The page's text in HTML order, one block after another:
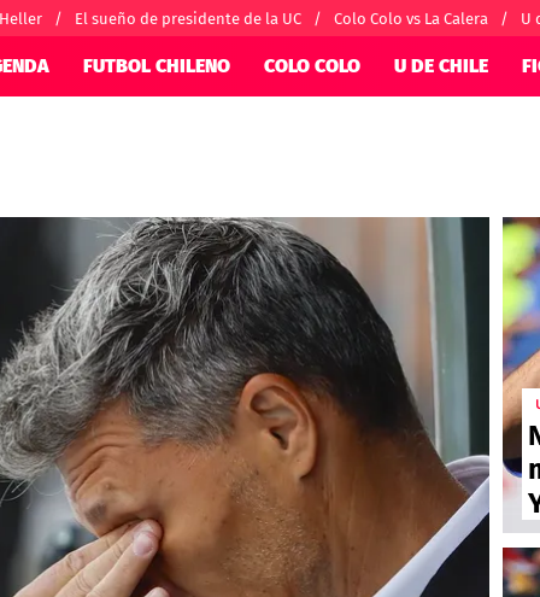
El sueño de presidente de la UC Colo Colo vs La Calera U
FUTBOL CHILENO COLO COLO U DE CHILE
por el mundo
Copa Sudamericana
Fútbol Argentino
Fútbol Brasileño
Europa League
Conference
Premier League
Serie A
La Liga
Bundesliga